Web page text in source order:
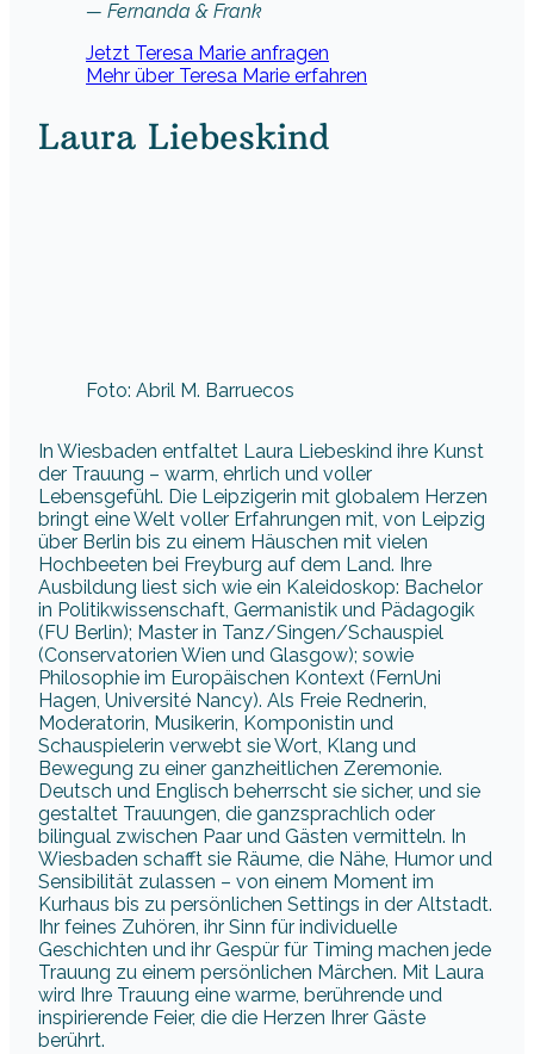
— Fernanda & Frank
Jetzt Teresa Marie anfragen
Mehr über Teresa Marie erfahren
Laura Liebeskind
Foto: Abril M. Barruecos
In Wiesbaden entfaltet Laura Liebeskind ihre Kunst
der Trauung – warm, ehrlich und voller
Lebensgefühl. Die Leipzigerin mit globalem Herzen
bringt eine Welt voller Erfahrungen mit, von Leipzig
über Berlin bis zu einem Häuschen mit vielen
Hochbeeten bei Freyburg auf dem Land. Ihre
Ausbildung liest sich wie ein Kaleidoskop: Bachelor
in Politikwissenschaft, Germanistik und Pädagogik
(FU Berlin); Master in Tanz/Singen/Schauspiel
(Conservatorien Wien und Glasgow); sowie
Philosophie im Europäischen Kontext (FernUni
Hagen, Université Nancy). Als Freie Rednerin,
Moderatorin, Musikerin, Komponistin und
Schauspielerin verwebt sie Wort, Klang und
Bewegung zu einer ganzheitlichen Zeremonie.
Deutsch und Englisch beherrscht sie sicher, und sie
gestaltet Trauungen, die ganzsprachlich oder
bilingual zwischen Paar und Gästen vermitteln. In
Wiesbaden schafft sie Räume, die Nähe, Humor und
Sensibilität zulassen – von einem Moment im
Kurhaus bis zu persönlichen Settings in der Altstadt.
Ihr feines Zuhören, ihr Sinn für individuelle
Geschichten und ihr Gespür für Timing machen jede
Trauung zu einem persönlichen Märchen. Mit Laura
wird Ihre Trauung eine warme, berührende und
inspirierende Feier, die die Herzen Ihrer Gäste
berührt.